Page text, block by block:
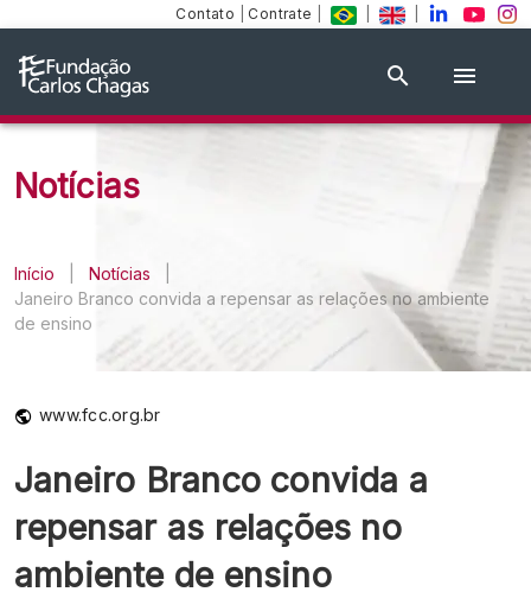
Contato Contrate
Notícias
Início Notícias
Janeiro Branco convida a repensar as relações no ambiente
de ensino
www.fcc.org.br
Janeiro Branco convida a
repensar as relações no
ambiente de ensino